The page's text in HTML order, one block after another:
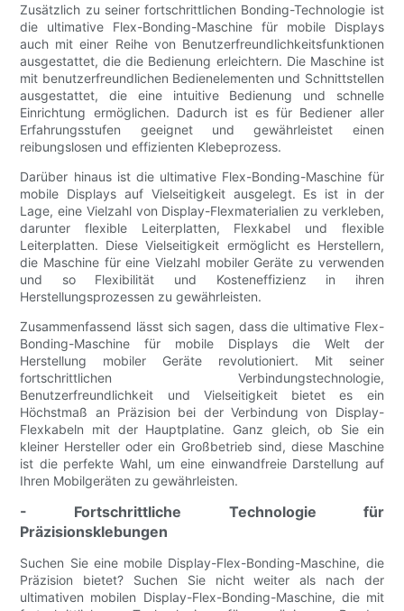
Zusätzlich zu seiner fortschrittlichen Bonding-Technologie ist
die ultimative Flex-Bonding-Maschine für mobile Displays
auch mit einer Reihe von Benutzerfreundlichkeitsfunktionen
ausgestattet, die die Bedienung erleichtern. Die Maschine ist
mit benutzerfreundlichen Bedienelementen und Schnittstellen
ausgestattet, die eine intuitive Bedienung und schnelle
Einrichtung ermöglichen. Dadurch ist es für Bediener aller
Erfahrungsstufen geeignet und gewährleistet einen
reibungslosen und effizienten Klebeprozess.
Darüber hinaus ist die ultimative Flex-Bonding-Maschine für
mobile Displays auf Vielseitigkeit ausgelegt. Es ist in der
Lage, eine Vielzahl von Display-Flexmaterialien zu verkleben,
darunter flexible Leiterplatten, Flexkabel und flexible
Leiterplatten. Diese Vielseitigkeit ermöglicht es Herstellern,
die Maschine für eine Vielzahl mobiler Geräte zu verwenden
und so Flexibilität und Kosteneffizienz in ihren
Herstellungsprozessen zu gewährleisten.
Zusammenfassend lässt sich sagen, dass die ultimative Flex-
Bonding-Maschine für mobile Displays die Welt der
Herstellung mobiler Geräte revolutioniert. Mit seiner
fortschrittlichen Verbindungstechnologie,
Benutzerfreundlichkeit und Vielseitigkeit bietet es ein
Höchstmaß an Präzision bei der Verbindung von Display-
Flexkabeln mit der Hauptplatine. Ganz gleich, ob Sie ein
kleiner Hersteller oder ein Großbetrieb sind, diese Maschine
ist die perfekte Wahl, um eine einwandfreie Darstellung auf
Ihren Mobilgeräten zu gewährleisten.
- Fortschrittliche Technologie für
Präzisionsklebungen
Suchen Sie eine mobile Display-Flex-Bonding-Maschine, die
Präzision bietet? Suchen Sie nicht weiter als nach der
ultimativen mobilen Display-Flex-Bonding-Maschine, die mit